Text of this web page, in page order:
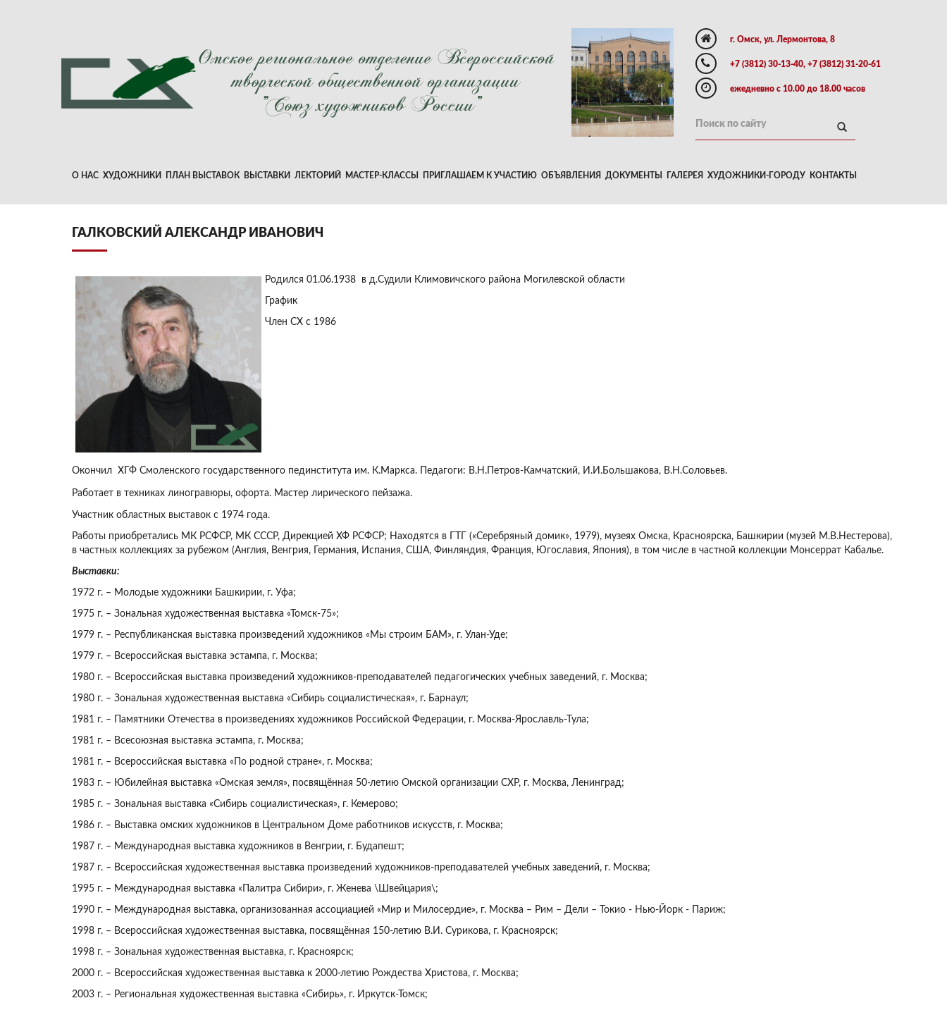
г. Омск, ул. Лермонтова, 8
+7 (3812) 30-13-40, +7 (3812) 31-20-61
ежедневно с 10.00 до 18.00 часов
О НАС ХУДОЖНИКИ ПЛАН ВЫСТАВОК ВЫСТАВКИ ЛЕКТОРИЙ МАСТЕР-КЛАССЫ ПРИГЛАШАЕМ К УЧАСТИЮ ОБЪЯВЛЕНИЯ ДОКУМЕНТЫ ГАЛЕРЕЯ ХУДОЖНИКИ-ГОРОДУ КОНТАКТЫ
ГАЛКОВСКИЙ АЛЕКСАНДР ИВАНОВИЧ
Родился 01.06.1938 в д.Судили Климовичского района Могилевской области
График
Член СХ с 1986
Окончил ХГФ Смоленского государственного пединститута им. К.Маркса. Педагоги: В.Н.Петров-Камчатский, И.И.Большакова, В.Н.Соловьев.
Работает в техниках линогравюры, офорта. Мастер лирического пейзажа.
Участник областных выставок с 1974 года.
Работы приобретались МК РСФСР, МК СССР, Дирекцией ХФ РСФСР; Находятся в ГТГ («Серебряный домик», 1979), музеях Омска, Красноярска, Башкирии (музей М.В.Нестерова),
в частных коллекциях за рубежом (Англия, Венгрия, Германия, Испания, США, Финляндия, Франция, Югославия, Япония), в том числе в частной коллекции Монсеррат Кабалье.
Выставки:
1972 г. – Молодые художники Башкирии, г. Уфа;
1975 г. – Зональная художественная выставка «Томск-75»;
1979 г. – Республиканская выставка произведений художников «Мы строим БАМ», г. Улан-Уде;
1979 г. – Всероссийская выставка эстампа, г. Москва;
1980 г. – Всероссийская выставка произведений художников-преподавателей педагогических учебных заведений, г. Москва;
1980 г. – Зональная художественная выставка «Сибирь социалистическая», г. Барнаул;
1981 г. – Памятники Отечества в произведениях художников Российской Федерации, г. Москва-Ярославль-Тула;
1981 г. – Всесоюзная выставка эстампа, г. Москва;
1981 г. – Всероссийская выставка «По родной стране», г. Москва;
1983 г. – Юбилейная выставка «Омская земля», посвящённая 50-летию Омской организации СХР, г. Москва, Ленинград;
1985 г. – Зональная выставка «Сибирь социалистическая», г. Кемерово;
1986 г. – Выставка омских художников в Центральном Доме работников искусств, г. Москва;
1987 г. – Международная выставка художников в Венгрии, г. Будапешт;
1987 г. – Всероссийская художественная выставка произведений художников-преподавателей учебных заведений, г. Москва;
1995 г. – Международная выставка «Палитра Сибири», г. Женева \Швейцария\;
1990 г. – Международная выставка, организованная ассоциацией «Мир и Милосердие», г. Москва – Рим – Дели – Токио - Нью-Йорк - Париж;
1998 г. – Всероссийская художественная выставка, посвящённая 150-летию В.И. Сурикова, г. Красноярск;
1998 г. – Зональная художественная выставка, г. Красноярск;
2000 г. – Всероссийская художественная выставка к 2000-летию Рождества Христова, г. Москва;
2003 г. – Региональная художественная выставка «Сибирь», г. Иркутск-Томск;